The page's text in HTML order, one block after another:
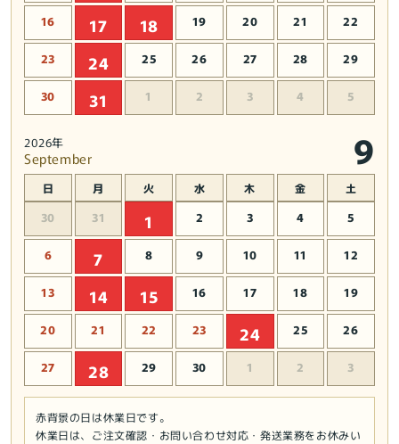
16 17 18 19 20 21 22
23 24 25 26 27 28 29
30 31 1 2 3 4 5
2026年
September 9
日 月 火 水 木 金 土
30 31 1 2 3 4 5
6 7 8 9 10 11 12
13 14 15 16 17 18 19
20 21 22 23 24 25 26
27 28 29 30 1 2 3
赤背景の日は休業日です。
休業日は、ご注文確認・お問い合わせ対応・発送業務をお休みい